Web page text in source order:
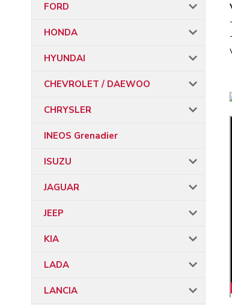
FORD
HONDA
HYUNDAI
CHEVROLET / DAEWOO
CHRYSLER
INEOS Grenadier
ISUZU
JAGUAR
JEEP
KIA
LADA
LANCIA
-
-